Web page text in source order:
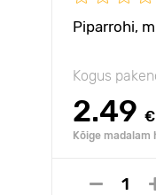
Piparrohi,
Kogus
2.49 €
Kõige madalam